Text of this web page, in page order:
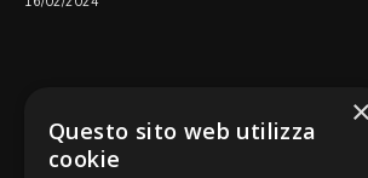
×
Questo sito web utilizza
cookie